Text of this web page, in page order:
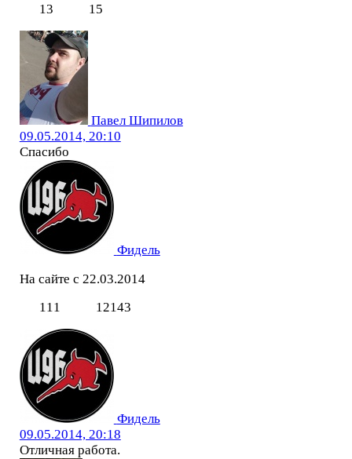
13
15
Павел Шипилов
09.05.2014, 20:10
Спасибо
Фидель
На сайте с 22.03.2014
111
12143
Фидель
09.05.2014, 20:18
Отличная работа.